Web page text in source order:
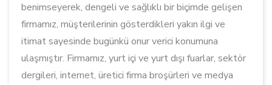
benimseyerek, dengeli ve sağlıklı bir biçimde gelişen
firmamız, müşterilerinin gösterdikleri yakın ilgi ve
itimat sayesinde bugünkü onur verici konumuna
ulaşmıştır. Firmamız, yurt içi ve yurt dışı fuarlar, sektör
dergileri, internet, üretici firma broşürleri ve medya